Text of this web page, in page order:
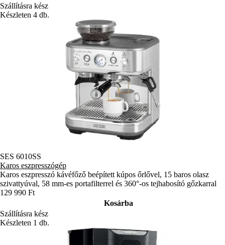
Szállításra kész
Készleten 4 db.
SES 6010SS
Karos eszpresszógép
Karos eszpresszó kávéfőző beépített kúpos őrlővel, 15 baros olasz
szivattyúval, 58 mm-es portafilterrel és 360°-os tejhabosító gőzkarral
129 990 Ft
Kosárba
Szállításra kész
Készleten 1 db.